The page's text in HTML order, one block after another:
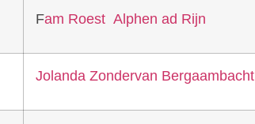
Fam Roest Alphen ad Rijn
Jolanda Zondervan Bergaambacht